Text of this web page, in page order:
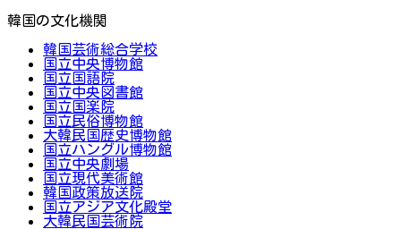
韓国の文化機関
韓国芸術総合学校
国立中央博物館
国立国語院
国立中央図書館
国立国楽院
国立民俗博物館
大韓民国歴史博物館
国立ハングル博物館
国立中央劇場
国立現代美術館
韓国政策放送院
国立アジア文化殿堂
大韓民国芸術院